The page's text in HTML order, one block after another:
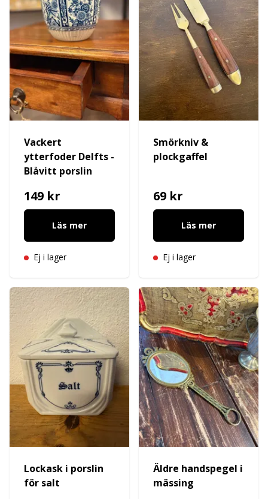
Vackert
ytterfoder Delfts -
Blåvitt porslin
149 kr
Läs mer
Ej i lager
Smörkniv &
plockgaffel
69 kr
Läs mer
Ej i lager
Lockask i porslin
för salt
Äldre handspegel i
mässing